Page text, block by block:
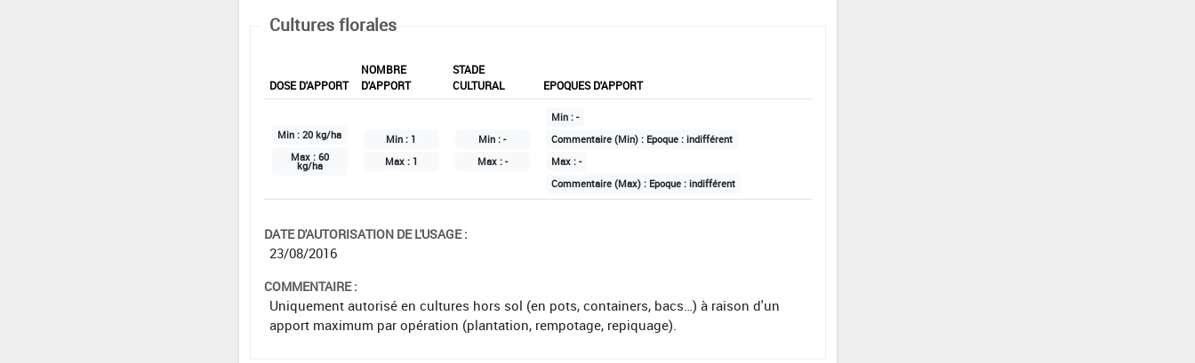
Cultures florales
DOSE D'APPORT
NOMBRE
D'APPORT
STADE
CULTURAL
EPOQUES D'APPORT
Min :20 kg/ha
Max : 60
kg/ha
Min : 1
Max : 1
Min :-
Max : -
Min : -
Commentaire (Min) : Epoque : indifférent
Max : -
Commentaire (Max) : Epoque : indifférent
DATE D'AUTORISATION DE L'USAGE :
23/08/2016
COMMENTAIRE :
Uniquement autorisé en cultures hors sol (en pots, containers, bacs…) à raison d'un
apport maximum par opération (plantation, rempotage, repiquage).